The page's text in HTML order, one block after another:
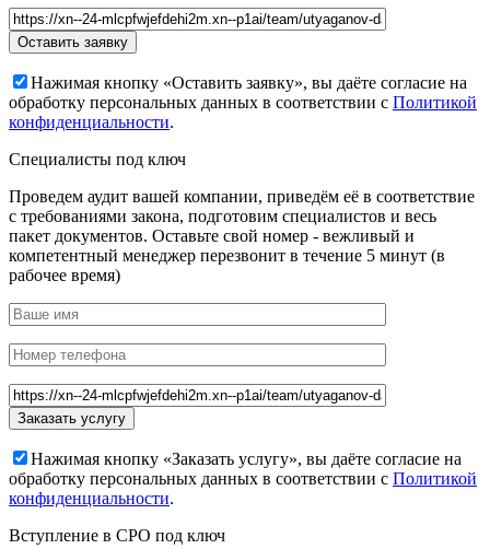
Нажимая кнопку «Оставить заявку», вы даёте согласие на
обработку персональных данных в соответствии с Политикой
конфиденциальности.
Специалисты под ключ
Проведем аудит вашей компании, приведём её в соответствие
с требованиями закона, подготовим специалистов и весь
пакет документов. Оставьте свой номер - вежливый и
компетентный менеджер перезвонит в течение 5 минут (в
рабочее время)
Нажимая кнопку «Заказать услугу», вы даёте согласие на
обработку персональных данных в соответствии с Политикой
конфиденциальности.
Вступление в СРО под ключ